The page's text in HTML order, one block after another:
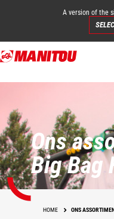
Overslaan
en
inhoud
gaan
A version of the
Ons
Big Bag
HOME ONS